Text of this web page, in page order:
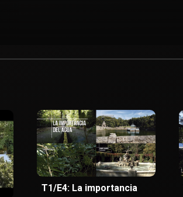
T1/E4: La importancia